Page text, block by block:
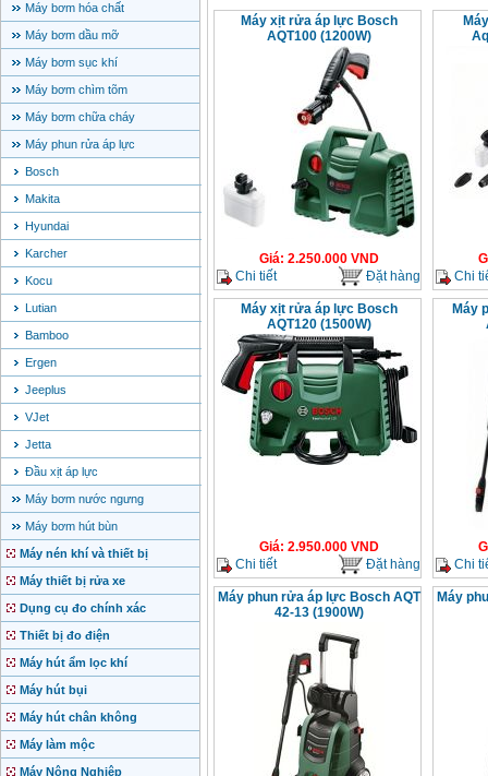
Máy bơm hóa chất
Máy bơm dầu mỡ
Máy bơm sục khí
Máy bơm chìm tõm
Máy bơm chữa cháy
Máy phun rửa áp lực
Bosch
Makita
Hyundai
Karcher
Kocu
Lutian
Bamboo
Ergen
Jeeplus
VJet
Jetta
Đầu xịt áp lực
Máy bơm nước ngưng
Máy bơm hút bùn
Máy nén khí và thiết bị
Máy thiết bị rửa xe
Dụng cụ đo chính xác
Thiết bị đo điện
Máy hút ẩm lọc khí
Máy hút bụi
Máy hút chân không
Máy làm mộc
Máy Nông Nghiệp
Máy xịt rửa áp lực Bosch
AQT100 (1200W)
Giá: 2.250.000VND
Chi tiết
Đặt hàng
Chi
Máy xịt rửa áp lực Bosch
AQT120 (1500W)
Giá: 2.950.000VND
Chi tiết
Đặt hàng
Máy
Chi
Máy phun rửa áp lực Bosch AQT
42-13 (1900W)
Máy